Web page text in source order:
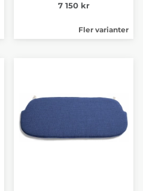
7 150 kr
Fler varianter